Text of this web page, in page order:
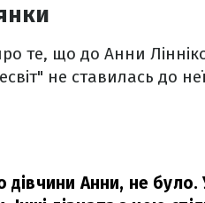
те, що до Анни
не ставилась до
дівчини Анни, не